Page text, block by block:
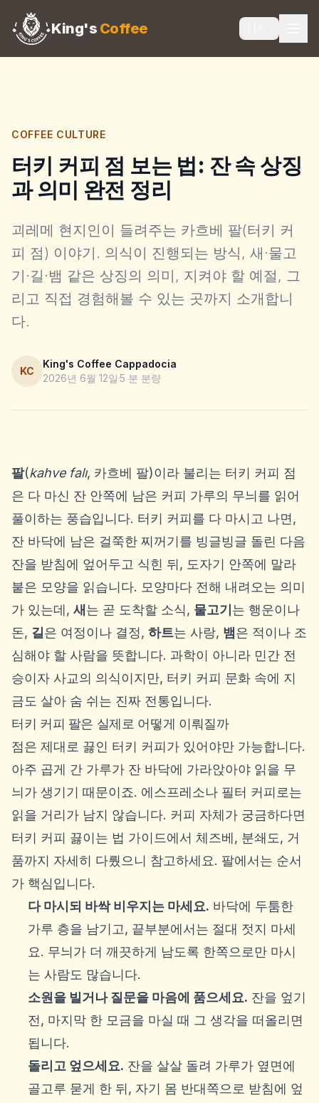
King's Coffee
COFFEE CULTURE
터키 커피 점 보는 법: 잔 속 상징
과 의미 완전 정리
괴레메 현지인이 들려주는 카흐베 팔(터키 커
피 점) 이야기. 의식이 진행되는 방식, 새·물고
기·길·뱀 같은 상징의 의미, 지켜야 할 예절, 그
리고 직접 경험해볼 수 있는 곳까지 소개합니
다.
KC
King's Coffee Cappadocia
2026년 6월 12일 5 분 분량
팔(kahve falı, 카흐베 팔)이라 불리는 터키 커피 점
은 다 마신 잔 안쪽에 남은 커피 가루의 무늬를 읽어
풀이하는 풍습입니다. 터키 커피를 다 마시고 나면,
잔 바닥에 남은 걸쭉한 찌꺼기를 빙글빙글 돌린 다음
잔을 받침에 엎어두고 식힌 뒤, 도자기 안쪽에 말라
붙은 모양을 읽습니다. 모양마다 전해 내려오는 의미
가 있는데, 새 는 곧 도착할 소식, 물고기 는 행운이나
돈, 길 은 여정이나 결정, 하트는 사랑, 뱀 은 적이나 조
심해야 할 사람을 뜻합니다. 과학이 아니라 민간 전
승이자 사교의 의식이지만, 터키 커피 문화 속에 지
금도 살아 숨 쉬는 진짜 전통입니다.
터키 커피 팔은 실제로 어떻게 이뤄질까
점은 제대로 끓인 터키 커피가 있어야만 가능합니다.
아주 곱게 간 가루가 잔 바닥에 가라앉아야 읽을 무
늬가 생기기 때문이죠. 에스프레소나 필터 커피로는
읽을 거리가 남지 않습니다. 커피 자체가 궁금하다면
터키 커피 끓이는 법 가이드에서 체즈베, 분쇄도, 거
품까지 자세히 다뤘으니 참고하세요. 팔에서는 순서
가 핵심입니다.
다 마시되 바싹 비우지는 마세요. 바닥에 두툼한
가루 층을 남기고, 끝부분에서는 절대 젓지 마세
요. 무늬가 더 깨끗하게 남도록 한쪽으로만 마시
는 사람도 많습니다.
소원을 빌거나 질문을 마음에 품으세요. 잔을 엎기
전, 마지막 한 모금을 마실 때 그 생각을 떠올리면
됩니다.
돌리고 엎으세요. 잔을 살살 돌려 가루가 옆면에
골고루 묻게 한 뒤, 자기 몸 반대쪽으로 받침에 엎